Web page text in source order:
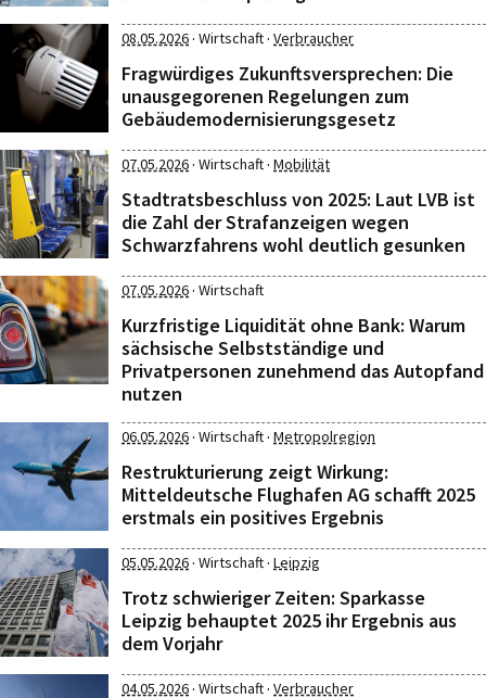
08.05.2026· Wirtschaft· Verbraucher
Fragwürdiges Zukunftsversprechen: Die
unausgegorenen Regelungen zum
Gebäudemodernisierungsgesetz
07.05.2026· Wirtschaft· Mobilität
Stadtratsbeschluss von 2025: Laut LVB ist
die Zahl der Strafanzeigen wegen
Schwarzfahrens wohl deutlich gesunken
07.05.2026· Wirtschaft
Kurzfristige Liquidität ohne Bank: Warum
sächsische Selbstständige und
Privatpersonen zunehmend das Autopfand
nutzen
06.05.2026· Wirtschaft· Metropolregion
Restrukturierung zeigt Wirkung:
Mitteldeutsche Flughafen AG schafft 2025
erstmals ein positives Ergebnis
05.05.2026· Wirtschaft· Leipzig
Trotz schwieriger Zeiten: Sparkasse
Leipzig behauptet 2025 ihr Ergebnis aus
dem Vorjahr
04.05.2026· Wirtschaft· Verbraucher